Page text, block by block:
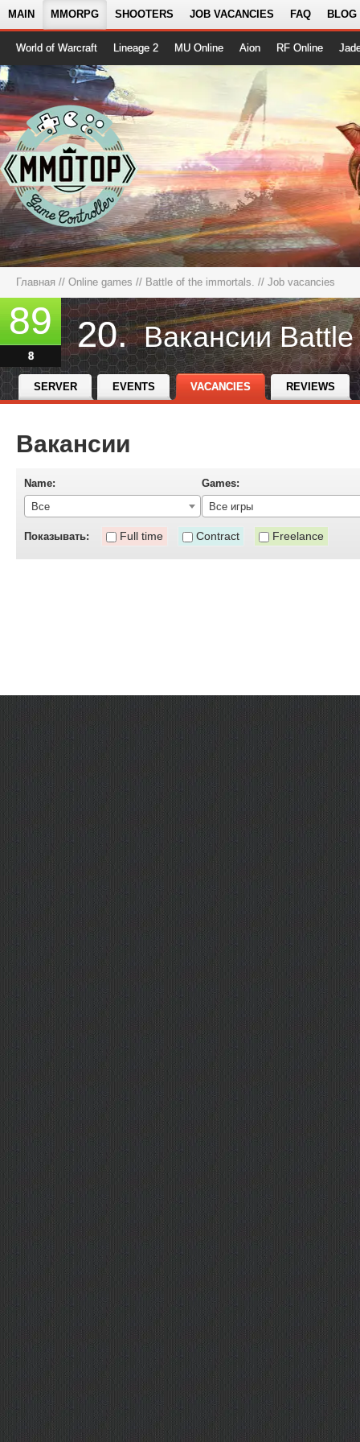
MAIN MMORPG SHOOTERS JOB VACANCIES FAQ BLOG
World of Warcraft Lineage 2 MU Online Aion RF Online
Главная // Online games // Battle of the immortals. // Job vacancies
89
8
20. Вакансии
SERVER EVENTS VACANCIES REVIEWS
Вакансии
Name:
Все
Games:
Все игры
Показывать: Full time Contract Freelance